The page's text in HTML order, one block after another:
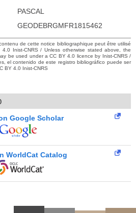
PASCAL
GEODEBRGMFR1815462
de cette notice bibliographique peut être utilisé
Inist-CNRS / Unless otherwise stated above, the
be used under a CC BY 4.0 licence by Inist-CNRS /
el contenido de este registro bibliográfico puede ser
BY 4.0 Inist-CNRS
Google Scholar
WorldCat Catalog